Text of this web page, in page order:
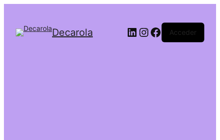
Decarola LinkedIn
Instagram
Facebook
Acceder